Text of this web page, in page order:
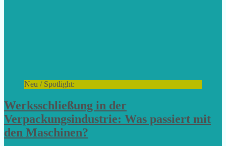
Neu / Spotlight:
Werksschließung in der
Verpackungsindustrie: Was passiert mit
den Maschinen?